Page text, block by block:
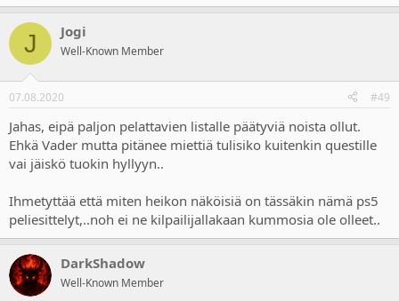
J Jogi
Well-Known Member
07.08.2020 #49
Jahas, eipä paljon pelattavien listalle päätyviä noista ollut.
Ehkä Vader mutta pitänee miettiä tulisiko kuitenkin questille
vai jäiskö tuokin hyllyyn..
Ihmetyttää että miten heikon näköisiä on tässäkin nämä ps5
peliesittelyt,..noh ei ne kilpailijallakaan kummosia ole olleet..
DarkShadow
Well-Known Member